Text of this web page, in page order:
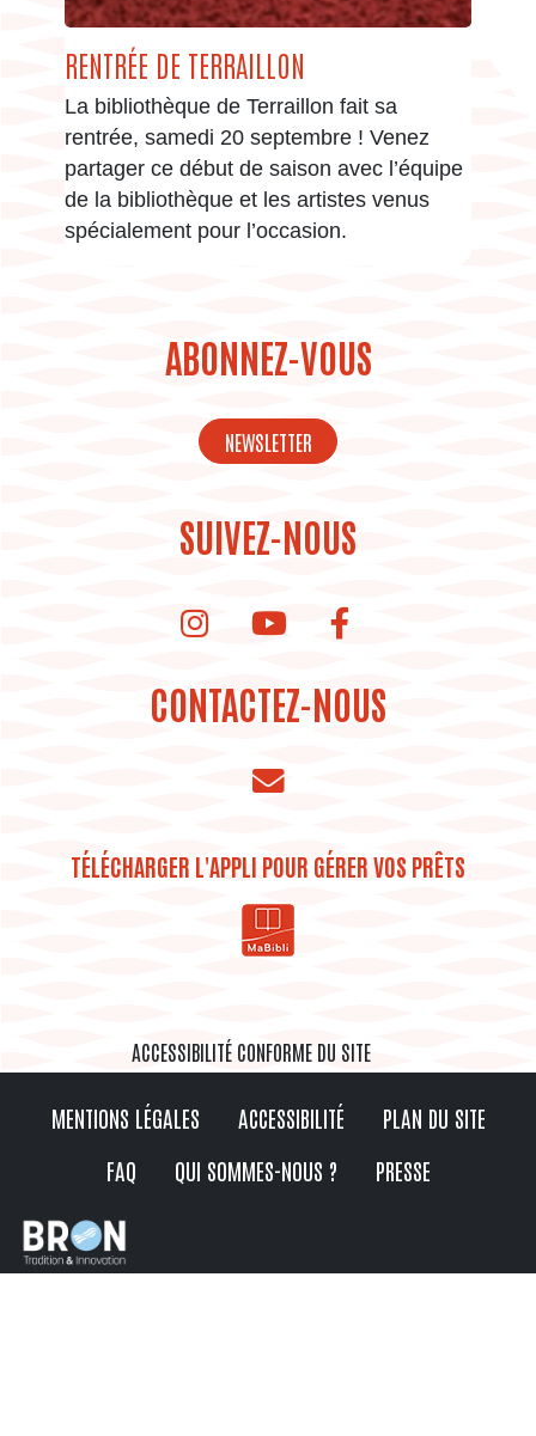
RENTRÉE DE TERRAILLON
La bibliothèque de Terraillon fait sa
rentrée, samedi 20 septembre ! Venez
partager ce début de saison avec l’équipe
de la bibliothèque et les artistes venus
spécialement pour l’occasion.
ABONNEZ-VOUS
NEWSLETTER
SUIVEZ-NOUS
instagram de la bibliothèque
Youtube de la bibliothèque
CONTACTEZ-NOUS
TÉLÉCHARGER L'APPLI POUR GÉRER VOS PRÊTS
ACCESSIBILITÉ CONFORME DU SITE
MENTIONS LÉGALES ACCESSIBILITÉ
PLAN DU SITE
FAQ
QUI SOMMES-NOUS ? PRESSE